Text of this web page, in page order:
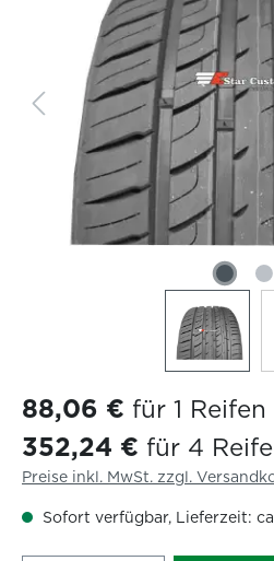
88,06 € für 1 Reifen
352,24 € für 4
Preise inkl. MwSt. zzgl.
Sofort verfügbar, Lieferzeit: